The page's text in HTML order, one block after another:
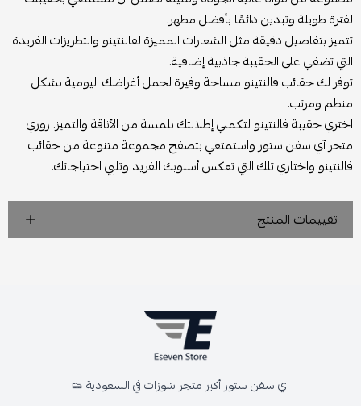
لفترة طويلة وتبدين دائمًا بأفضل مظهر.
تتميز بتفاصيل دقيقة مثل الشعارات المميزة لفالنتينو والتطريزات الفريدة
التي تضفي على الحقيبة جاذبية إضافية.
توفر لك حقائب فالنتينو مساحة وفيرة لحمل أغراضك اليومية بشكل
منظم ومرتب.
اختري حقيبة فالنتينو لتكملي إطلالتك بلمسة من الأناقة والتميز. زوري
متجر آي سفن ستور واستمتعي بتصفح مجموعة متنوعة من حقائب
فالنتينو واختاري تلك التي تعكس أسلوبك الفريد وتلبي احتياجاتك.
تقييمات المنتج
اي سفن ستور أكبر متجر شوزات في السعودية 👟